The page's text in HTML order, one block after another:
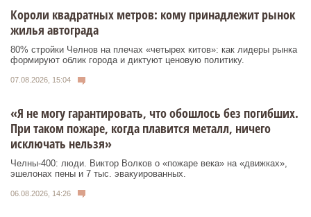
Короли квадратных метров: кому принадлежит рынок
жилья автограда
80% стройки Челнов на плечах «четырех китов»: как лидеры рынка
формируют облик города и диктуют ценовую политику.
07.08.2026, 15:04
«Я не могу гарантировать, что обошлось без погибших.
При таком пожаре, когда плавится металл, ничего
исключать нельзя»
Челны-400: люди. Виктор Волков о «пожаре века» на «движках»,
эшелонах пены и 7 тыс. эвакуированных.
06.08.2026, 14:26